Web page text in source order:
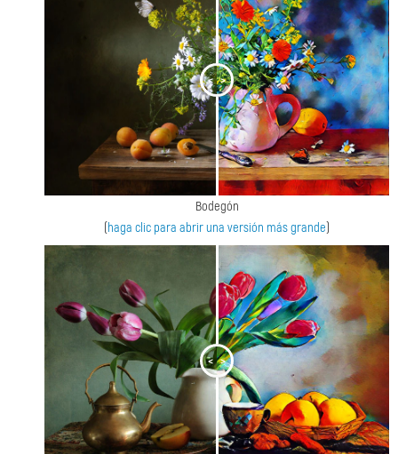
< >
Bodegón
(haga clic para abrir una versión más grande)
< >